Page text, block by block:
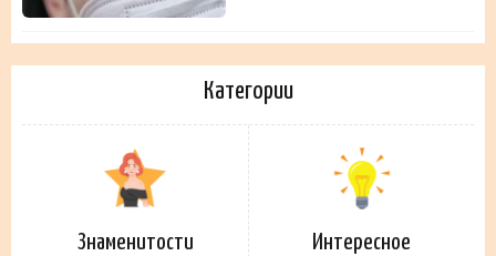
Категории
Знаменитости Интересное